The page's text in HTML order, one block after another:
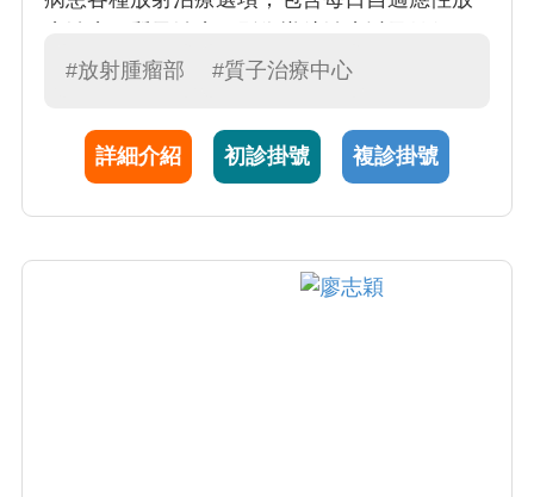
般光子治療。林醫師並提供國際醫療病患英語
癌以及兒童癌症光子與質子放射治療，並樂於
提供治療評估諮詢以及第二意見。
#放射腫瘤部 #質子治療中心
詳細介紹 初診掛號 複診掛號